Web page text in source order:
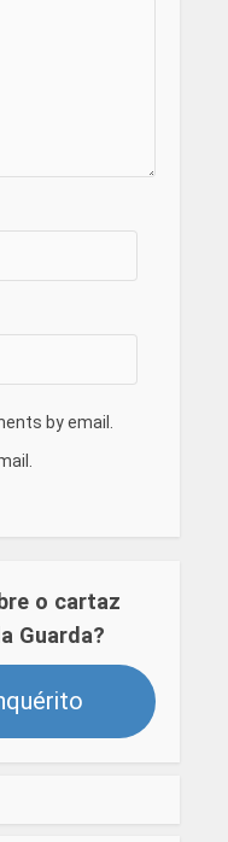
by email.
o cartaz
Guarda?